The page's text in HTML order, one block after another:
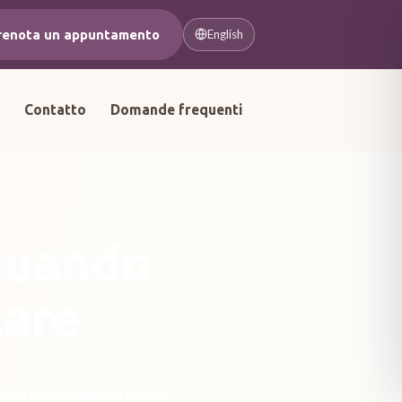
un appuntamento English
Contatto Domande frequenti